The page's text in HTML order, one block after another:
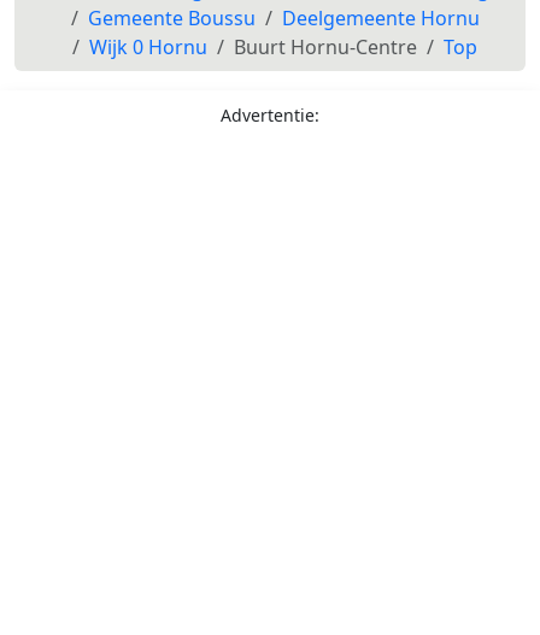
Gemeente Boussu
Deelgemeente Hornu
Wijk 0 Hornu
Buurt Hornu-Centre Top
Advertentie: